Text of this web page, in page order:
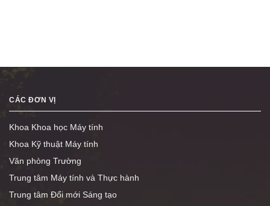
CÁC ĐƠN VỊ
Khoa Khoa học Máy tính
Khoa Kỹ thuật Máy tính
Văn phòng Trường
Trung tâm Máy tính và Thực hành
Trung tâm Đổi mới Sáng tạo